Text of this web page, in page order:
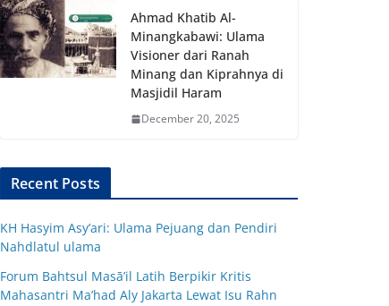
Ahmad Khatib Al-
Minangkabawi: Ulama
Visioner dari Ranah
Minang dan Kiprahnya di
Masjidil Haram
December 20, 2025
Recent Posts
KH Hasyim Asy’ari: Ulama Pejuang dan Pendiri
Nahdlatul ulama
Forum Bahtsul Masā’il Latih Berpikir Kritis
Mahasantri Ma’had Aly Jakarta Lewat Isu Rahn